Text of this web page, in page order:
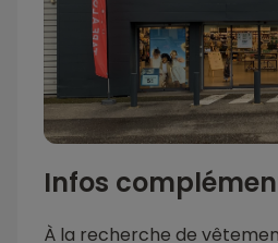
Infos
À la recherche de